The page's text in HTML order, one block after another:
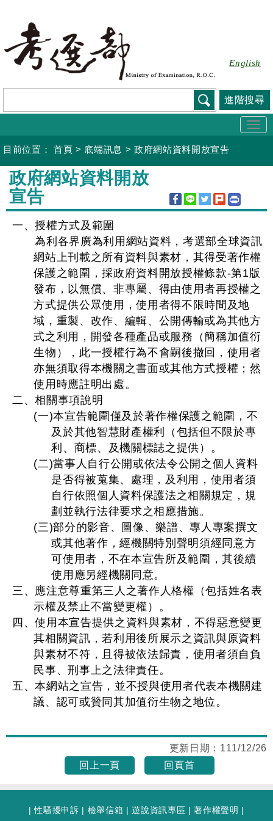
要
容
English
進階搜尋
目前位置： 首頁 > 底端訊息 >政府網站資料開放宣告
:::
政府網站資料開放
宣告
一、授權方式及範圍
為利各界廣為利用網站資料，考選部全球資訊
網站上刊載之所有資料與素材，其得受著作權
保護之範圍，採政府資料開放授權條款-第1版
發布，以無償、非專屬、得由使用者再授權之
方式提供公眾使用，使用者得不限時間及地
域，重製、改作、編輯、公開傳輸或為其他方
式之利用，開發各種產品或服務（簡稱加值衍
生物），此一授權行為不會嗣後撤回，使用者
亦無須取得本機關之書面或其他方式授權；然
使用時應註明出處。
二、相關事項說明
(一)本宣告範圍僅及於著作權保護之範圍，不
及於其他智慧財產權利（包括但不限於專
利、商標、及機關標誌之提供）。
(二)當事人自行公開或依法令公開之個人資料
是否得被蒐集、處理，及利用，使用者須
自行依照個人資料保護法之相關規定，規
劃並執行法律要求之相應措施。
(三)部分的影音、圖像、樂譜、專人專案撰文
或其他著作，經機關特別聲明須經同意方
可使用者，不在本宣告所及範圍，其後續
使用應另經機關同意。
三、應注意尊重第三人之著作人格權（包括姓名表
示權及禁止不當變更權）。
四、使用本宣告提供之資料與素材，不得惡意變更
其相關資訊，若利用後所展示之資訊與原資料
與素材不符，且得被依法歸責，使用者須自負
民事、刑事上之法律責任。
五、本網站之宣告，並不授與使用者代表本機關建
議、認可或贊同其加值衍生物之地位。
更新日期： 111/12/26
回上一頁
回頁首
|性騷擾申訴 | 檢舉信箱 |遊說資訊專區 |著作權聲明 |